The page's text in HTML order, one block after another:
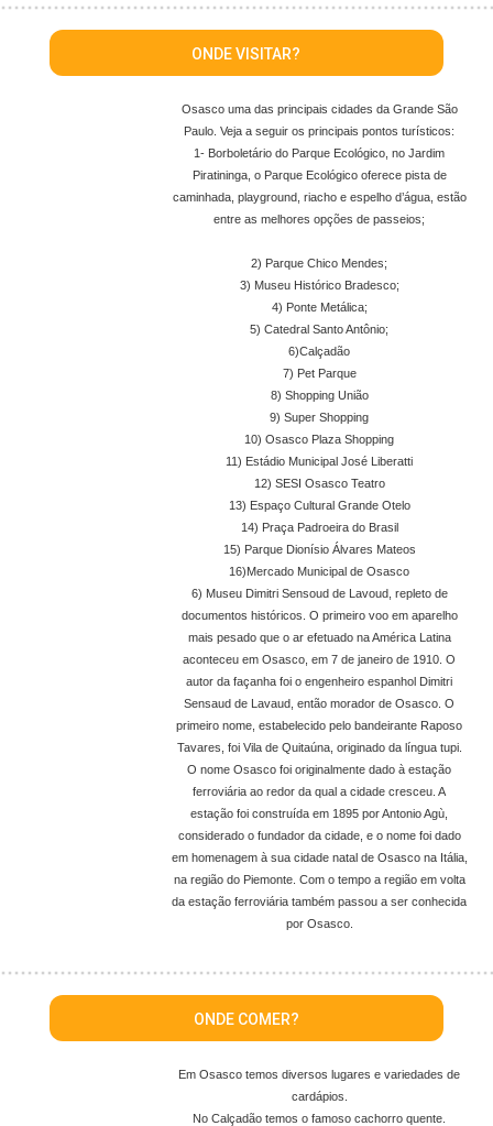
ONDE VISITAR?
Osasco uma das principais cidades da Grande São
Paulo. Veja a seguir os principais pontos turísticos:
1- Borboletário do Parque Ecológico, no Jardim
Piratininga, o Parque Ecológico oferece pista de
caminhada, playground, riacho e espelho d’água, estão
entre as melhores opções de passeios;
2) Parque Chico Mendes;
3) Museu Histórico Bradesco;
4) Ponte Metálica;
5) Catedral Santo Antônio;
6)Calçadão
7) Pet Parque
8) Shopping União
9) Super Shopping
10) Osasco Plaza Shopping
11) Estádio Municipal José Liberatti
12) SESI Osasco Teatro
13) Espaço Cultural Grande Otelo
14) Praça Padroeira do Brasil
15) Parque Dionísio Álvares Mateos
16)Mercado Municipal de Osasco
6) Museu Dimitri Sensoud de Lavoud, repleto de
documentos históricos. O primeiro voo em aparelho
mais pesado que o ar efetuado na América Latina
aconteceu em Osasco, em 7 de janeiro de 1910. O
autor da façanha foi o engenheiro espanhol Dimitri
Sensaud de Lavaud, então morador de Osasco. O
primeiro nome, estabelecido pelo bandeirante Raposo
Tavares, foi Vila de Quitaúna, originado da língua tupi.
O nome Osasco foi originalmente dado à estação
ferroviária ao redor da qual a cidade cresceu. A
estação foi construída em 1895 por Antonio Agù,
considerado o fundador da cidade, e o nome foi dado
em homenagem à sua cidade natal de Osasco na Itália,
na região do Piemonte. Com o tempo a região em volta
da estação ferroviária também passou a ser conhecida
por Osasco.
ONDE COMER?
Em Osasco temos diversos lugares e variedades de
cardápios.
No Calçadão temos o famoso cachorro quente.